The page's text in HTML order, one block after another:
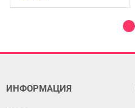
ИНФОРМАЦИЯ